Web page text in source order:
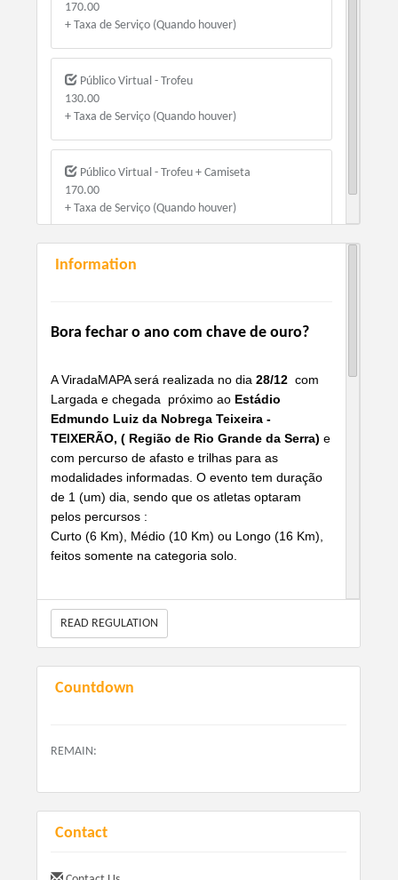
170.00
+ Taxa de Serviço (Quando houver)
Público Virtual - Trofeu
130.00
+ Taxa de Serviço (Quando houver)
Público Virtual - Trofeu + Camiseta
170.00
+ Taxa de Serviço (Quando houver)
Information
Bora fechar o ano com chave de ouro?
A ViradaMAPA será realizada no dia28/12 com
Largada e chegada próximo ao Estádio
Edmundo Luiz da Nobrega Teixeira -
TEIXERÃO, ( Região de Rio Grande da Serra) e
com percurso de afasto e trilhas para as
modalidades informadas. O evento tem duração
de 1 (um) dia, sendo que os atletas optaram
pelos percursos :
Curto (6 Km), Médio (10 Km) ou Longo (16 Km),
feitos somente na categoria solo.
Após a corrida teremos a
Bora fechar o ano com chave de ouro.
Endereço: Estádio Edmundo Luiz da Nobrega
READ REGULATION
Countdown
REMAIN:
Contact